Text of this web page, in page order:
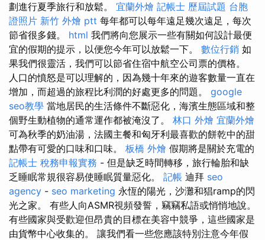
劃進行夏季旅行和放鬆。 宜蘭外燴 記帳士 歷屆試題 台胞
證照片 新竹 外燴 ptt 每年都可以每年遠足幾次遠足，每次
節省很多錢。 html 我們將向您展示一些有關如何設計最便
宜的假期的提示，以便您今年可以放鬆一下。 數位行銷 如
果我們很靈活，我們可以節省住宿中航空公司票的價格。
人口的憤怒是可以理解的，因為幾十年來的遊客數量一直在
增加，而超過的旅程比利潤的好處更多的問題。 google
seo教學 當地居民的生活條件不斷惡化，海濱生態區域和整
個野生動植物的通常運作都被淹沒了。 林口 外燴 宜蘭外燴
可為秋季的奶油湯，法國主餐和匈牙利最喜歡的餅乾中的甜
點帶有可愛的口味和口味。 板橋 外燴 假期將是關於充電的
記帳士 稅務申報實務 - 但是缺乏時間轉移，旅行輪胎和缺
乏睡眠常規很容易使睡眠質量惡化。 記帳 迪拜 seo
agency - seo marketing 永恆的陽光，沙灘和猖ramp的閃
光之家。 有些人向ASMR視頻發誓，竊竊私語或悄悄地說。
有些國家與受歡迎但昂貴的目標在美容中競爭，這些國家是
由貨幣中心收集的。 讓我們看一些您應該特別注意今年假